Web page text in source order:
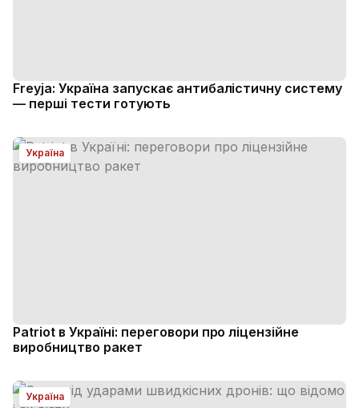
Freyja: Україна запускає антибалістичну систему
— перші тести готують
Україна
Patriot в Україні: переговори про ліцензійне
виробництво ракет
Україна